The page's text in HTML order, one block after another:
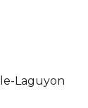
Laguyon